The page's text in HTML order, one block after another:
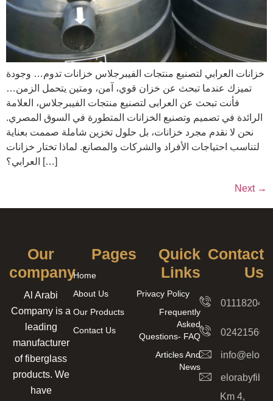
خزانات العرابي لتصنيع منتجات الفيبرجلاس خزانات تدوم… وجودة
تميزك عندما تبحث عن خزان قوي، آمن، ومتين يتحمل الزمن…
فأنت تبحث عن العرابى لتصنيع منتجات الفيبرجلاس، العلامة
الرائدة في تصميم وتصنيع الخزانات المتطورة في السوق المصري.
نحن لا نقدم مجرد خزانات، بل حلول تخزين شاملة صممت بعناية
لتناسب احتياجات الأفراد والشركات والمصانع. لماذا تختار خزانات
العرابي؟ […]
Next →
Our
company
Al Arabi
Company is a
leading
manufacturer
of fiberglass
products. We
have
Pages
Home
About Us
Our Products
Contact Us
Quick
Links
Privacy Policy
Frequently
Asked
Questions- FAQ
Articles And
News
Contact
Us
Km 4,